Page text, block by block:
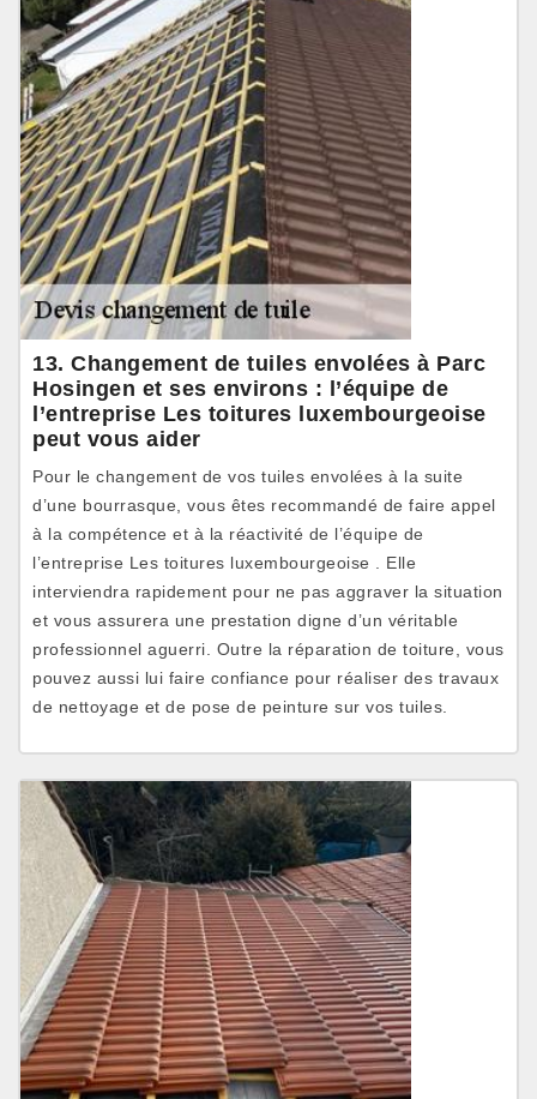
13. Changement de tuiles envolées à Parc
Hosingen et ses environs : l’équipe de
l’entreprise Les toitures luxembourgeoise
peut vous aider
Pour le changement de vos tuiles envolées à la suite
d’une bourrasque, vous êtes recommandé de faire appel
à la compétence et à la réactivité de l’équipe de
l’entreprise Les toitures luxembourgeoise . Elle
interviendra rapidement pour ne pas aggraver la situation
et vous assurera une prestation digne d’un véritable
professionnel aguerri. Outre la réparation de toiture, vous
pouvez aussi lui faire confiance pour réaliser des travaux
de nettoyage et de pose de peinture sur vos tuiles.